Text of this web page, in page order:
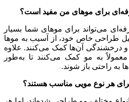
می‌تواند برای موهای شما بسیار
طراحی خاص خود، از آسیب به موها
درخشندگی آن‌ها کمک می‌کنند. علاوه
به مو کمک می‌کنند تا به‌طور
به راحتی باز شوند.